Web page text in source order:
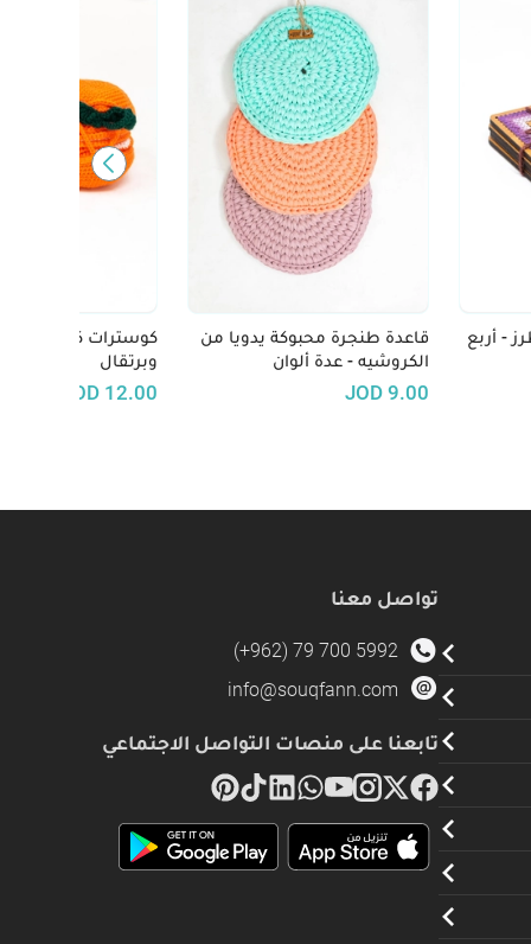
- أربع
قاعدة طنجرة محبوكة يدويا من
الكروشيه - عدة ألوان
9.00
JOD
كوسترات كروشيه -
وبرتقال
12.00
JOD
تواصل معنا
(+962) 79 700 5992
info@souqfann.com
تابعنا على منصات التواصل الاجتماعي